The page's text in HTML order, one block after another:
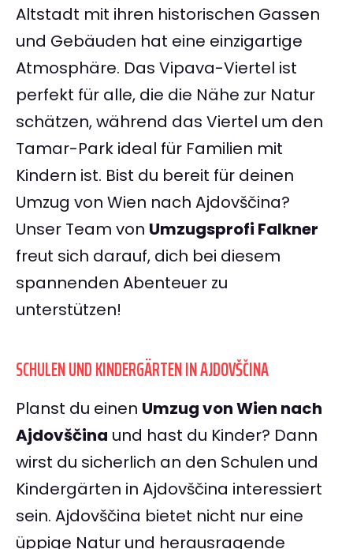
Altstadt mit ihren historischen Gassen
und Gebäuden hat eine einzigartige
Atmosphäre. Das Vipava-Viertel ist
perfekt für alle, die die Nähe zur Natur
schätzen, während das Viertel um den
Tamar-Park ideal für Familien mit
Kindern ist. Bist du bereit für deinen
Umzug von Wien nach Ajdovščina?
Unser Team von Umzugsprofi Falkner
freut sich darauf, dich bei diesem
spannenden Abenteuer zu
unterstützen!
SCHULEN UND KINDERGÄRTEN IN AJDOVŠČINA
Planst du einen Umzug von Wien nach
Ajdovščina und hast du Kinder? Dann
wirst du sicherlich an den Schulen und
Kindergärten in Ajdovščina interessiert
sein. Ajdovščina bietet nicht nur eine
üppige Natur und herausragende